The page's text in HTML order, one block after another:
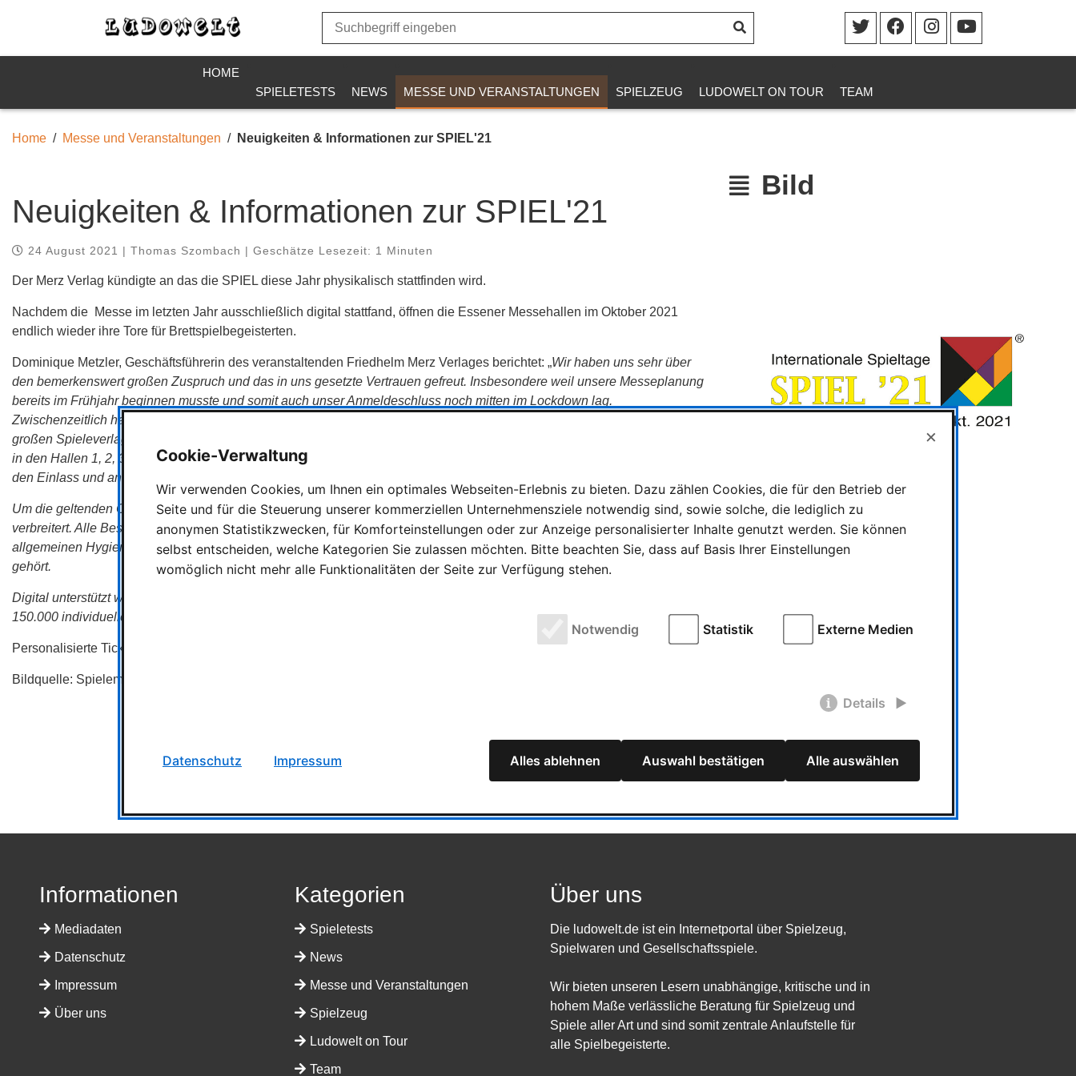
HOME
SPIELETESTS
NEWS MESSE UND VERANSTALTUNGEN SPIELZEUG LUDOWELT ON TOUR TEAM
Home Messe und Veranstaltungen Neuigkeiten & Informationen zur SPIEL'21
Neuigkeiten & Informationen zur SPIEL'21
24 August 2021 | Thomas Szombach | Geschätze Lesezeit: 1 Minuten
Der Merz Verlag kündigte an das die SPIEL diese Jahr physikalisch stattfinden wird.
Nachdem die Messe im letzten Jahr ausschließlich digital stattfand, öffnen die Essener Messehallen im Oktober 2021
endlich wieder ihre Tore für Brettspielbegeisterten.
Dominique Metzler, Geschäftsführerin des veranstaltenden Friedhelm Merz Verlages berichtet: „Wir haben uns sehr über
den bemerkenswert großen Zuspruch und das in uns gesetzte Vertrauen gefreut. Insbesondere weil unsere Messeplanung
bereits im Frühjahr beginnen musste und somit auch unser Anmeldeschluss noch mitten im Lockdown lag.
Zwischenzeitlich haben sich mehr als 500 Aussteller aus 41 Nationen zur SPIEL angemeldet. Darunter fast alle namhaften
großen Spieleverlage. Einige Aussteller haben ihre Flächen sogar noch einmal deutlich vergrößert, so dass die SPIEL nun
in den Hallen 1, 2, 3, 5, 6 sowie der „Galeria“ an den Start gehen wird. Auch die Hallen 7 und 8 werden wie zuletzt 2019 für
den Einlass und andere Aktivitäten genutzt. Weitere Eingänge gibt es über die Hallen 1 und 3“.
Um die geltenden Coronaschutzregeln gut umsetzen zu können, wurden bereits in der Planungsphase alle Gänge deutlich
verbreitert. Alle Besucher und Aussteller werden getestet, geimpft oder genesen sein müssen. In den Hallen werden die
allgemeinen Hygiene- und Abstandsregeln gelten, zu denen auch das Tragen eines medizinischen Mund-Nasen-Schutzes
gehört.
Digital unterstützt wird die physische Messe in diesem Jahr mit der Messeplattform SPIEL.digital, die letztes Jahr fast
150.000 individuelle Besucher verzeichnen und zum Mitspielen begeistern konnte.
Personalisierte Tickets werden ab August ausschließlich online unter www.spiel-messe.com erhältlich sein.
Bildquelle: Spielemesse Logo (Merz Verlag)
Bild
Spieletests
Messe und Veranstaltungen
Informationen
Mediadaten
Datenschutz
Impressum
Über uns
Kategorien
Spieletests
News
Messe und Veranstaltungen
Spielzeug
Ludowelt on Tour
Team
Über uns
Die ludowelt.de ist ein Internetportal über Spielzeug,
Spielwaren und Gesellschaftsspiele.
Wir bieten unseren Lesern unabhängige, kritische und in
hohem Maße verlässliche Beratung für Spielzeug und
Spiele aller Art und sind somit zentrale Anlaufstelle für
alle Spielbegeisterte.
Cookie-Verwaltung
×
Wir verwenden Cookies, um Ihnen ein optimales Webseiten-Erlebnis zu bieten. Dazu zählen Cookies, die für den Betrieb der
Seite und für die Steuerung unserer kommerziellen Unternehmensziele notwendig sind, sowie solche, die lediglich zu
anonymen Statistikzwecken, für Komforteinstellungen oder zur Anzeige personalisierter Inhalte genutzt werden. Sie können
selbst entscheiden, welche Kategorien Sie zulassen möchten. Bitte beachten Sie, dass auf Basis Ihrer Einstellungen
womöglich nicht mehr alle Funktionalitäten der Seite zur Verfügung stehen.
Notwendig Statistik Externe Medien
Details
Alles ablehnen Auswahl bestätigen Alle auswählen
Datenschutz Impressum